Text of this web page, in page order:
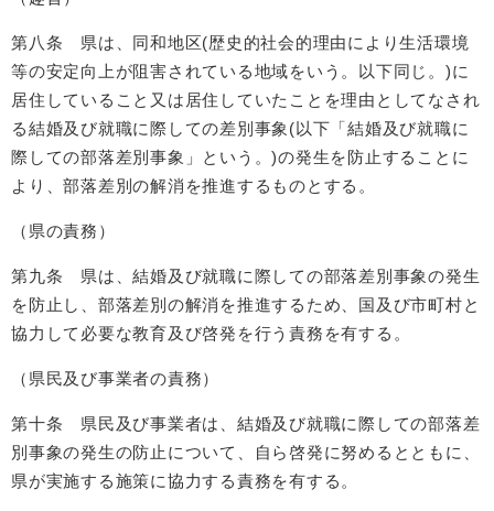
第八条 県は、同和地区(歴史的社会的理由により生活環境
等の安定向上が阻害されている地域をいう。以下同じ。)に
居住していること又は居住していたことを理由としてなされ
る結婚及び就職に際しての差別事象(以下「結婚及び就職に
際しての部落差別事象」という。)の発生を防止することに
より、部落差別の解消を推進するものとする。
（県の責務）
第九条 県は、結婚及び就職に際しての部落差別事象の発生
を防止し、部落差別の解消を推進するため、国及び市町村と
協力して必要な教育及び啓発を行う責務を有する。
（県民及び事業者の責務）
第十条 県民及び事業者は、結婚及び就職に際しての部落差
別事象の発生の防止について、自ら啓発に努めるとともに、
県が実施する施策に協力する責務を有する。